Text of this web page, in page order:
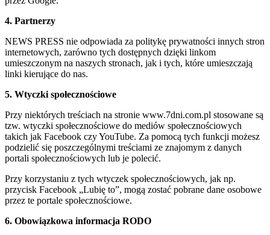
4. Partnerzy
NEWS PRESS nie odpowiada za politykę prywatności innych stron
internetowych, zarówno tych dostępnych dzięki linkom
umieszczonym na naszych stronach, jak i tych, które umieszczają
linki kierujące do nas.
5. Wtyczki społecznościowe
Przy niektórych treściach na stronie www.7dni.com.pl stosowane są
tzw. wtyczki społecznościowe do mediów społecznościowych
takich jak Facebook czy YouTube. Za pomocą tych funkcji możesz
podzielić się poszczególnymi treściami ze znajomym z danych
portali społecznościowych lub je polecić.
Przy korzystaniu z tych wtyczek społecznościowych, jak np.
przycisk Facebook „Lubię to”, mogą zostać pobrane dane osobowe
przez te portale społecznościowe.
6. Obowiązkowa informacja RODO